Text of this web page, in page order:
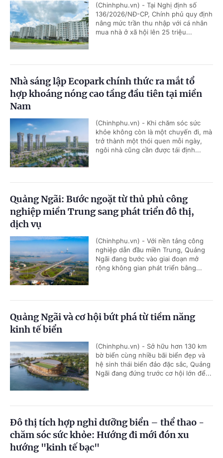
(Chinhphu.vn) - Tại Nghị định số
136/2026/NĐ-CP, Chính phủ quy định
nâng mức trần thu nhập với cá nhân
mua nhà ở xã hội lên 25 triệu...
Nhà sáng lập Ecopark chính thức ra mắt tổ
hợp khoáng nóng cao tầng đầu tiên tại miền
Nam
(Chinhphu.vn) - Khi chăm sóc sức
khỏe không còn là một chuyến đi, mà
trở thành một thói quen mỗi ngày,
ngôi nhà cũng cần được tái định...
Quảng Ngãi: Bước ngoặt từ thủ phủ công
nghiệp miền Trung sang phát triển đô thị,
dịch vụ
(Chinhphu.vn) - Với nền tảng công
nghiệp dẫn đầu miền Trung, Quảng
Ngãi đang bước vào giai đoạn mở
rộng không gian phát triển bằng...
Quảng Ngãi và cơ hội bứt phá từ tiềm năng
kinh tế biển
(Chinhphu.vn) - Sở hữu hơn 130 km
bờ biển cùng nhiều bãi biển đẹp và
hệ sinh thái biển đảo đặc sắc, Quảng
Ngãi đang đứng trước cơ hội lớn để...
Đô thị tích hợp nghỉ dưỡng biển – thể thao -
chăm sóc sức khỏe: Hướng đi mới đón xu
hướng "kinh tế bạc"